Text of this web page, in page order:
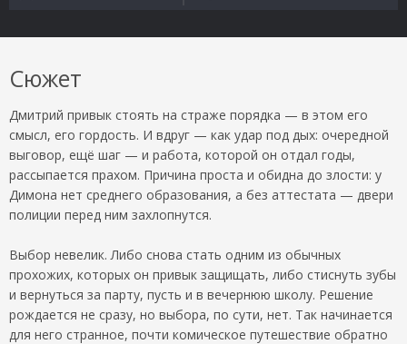
Сюжет
Дмитрий привык стоять на страже порядка — в этом его
смысл, его гордость. И вдруг — как удар под дых: очередной
выговор, ещё шаг — и работа, которой он отдал годы,
рассыпается прахом. Причина проста и обидна до злости: у
Димона нет среднего образования, а без аттестата — двери
полиции перед ним захлопнутся.
Выбор невелик. Либо снова стать одним из обычных
прохожих, которых он привык защищать, либо стиснуть зубы
и вернуться за парту, пусть и в вечернюю школу. Решение
рождается не сразу, но выбора, по сути, нет. Так начинается
для него странное, почти комическое путешествие обратно